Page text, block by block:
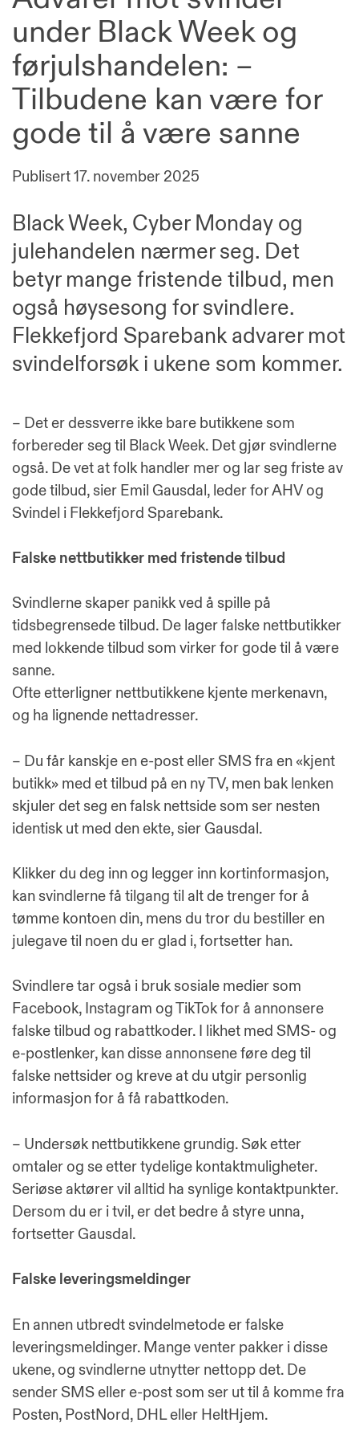
under Black Week og
førjulshandelen: –
Tilbudene kan være for
gode til å være sanne
Publisert17. november 2025
Black Week, Cyber Monday og
julehandelen nærmer seg. Det
betyr mange fristende tilbud, men
også høysesong for svindlere.
Flekkefjord Sparebank advarer mot
svindelforsøk i ukene som kommer.
– Det er dessverre ikke bare butikkene som
forbereder seg til Black Week. Det gjør svindlerne
også. De vet at folk handler mer og lar seg friste av
gode tilbud, sier Emil Gausdal, leder for AHV og
Svindel i Flekkefjord Sparebank.
Falske nettbutikker med fristende tilbud
Svindlerne skaper panikk ved å spille på
tidsbegrensede tilbud. De lager falske nettbutikker
med lokkende tilbud som virker for gode til å være
sanne.
Ofte etterligner nettbutikkene kjente merkenavn,
og ha lignende nettadresser.
– Du får kanskje en e-post eller SMS fra en «kjent
butikk» med et tilbud på en ny TV, men bak lenken
skjuler det seg en falsk nettside som ser nesten
identisk ut med den ekte, sier Gausdal.
Klikker du deg inn og legger inn kortinformasjon,
kan svindlerne få tilgang til alt de trenger for å
tømme kontoen din, mens du tror du bestiller en
julegave til noen du er glad i, fortsetter han.
Svindlere tar også i bruk sosiale medier som
Facebook, Instagram og TikTok for å annonsere
falske tilbud og rabattkoder. I likhet med SMS- og
e-postlenker, kan disse annonsene føre deg til
falske nettsider og kreve at du utgir personlig
informasjon for å få rabattkoden.
– Undersøk nettbutikkene grundig. Søk etter
omtaler og se etter tydelige kontaktmuligheter.
Seriøse aktører vil alltid ha synlige kontaktpunkter.
Dersom du er i tvil, er det bedre å styre unna,
fortsetter Gausdal.
Falske leveringsmeldinger
En annen utbredt svindelmetode er falske
leveringsmeldinger. Mange venter pakker i disse
ukene, og svindlerne utnytter nettopp det. De
sender SMS eller e-post som ser ut til å komme fra
Posten, PostNord, DHL eller HeltHjem.